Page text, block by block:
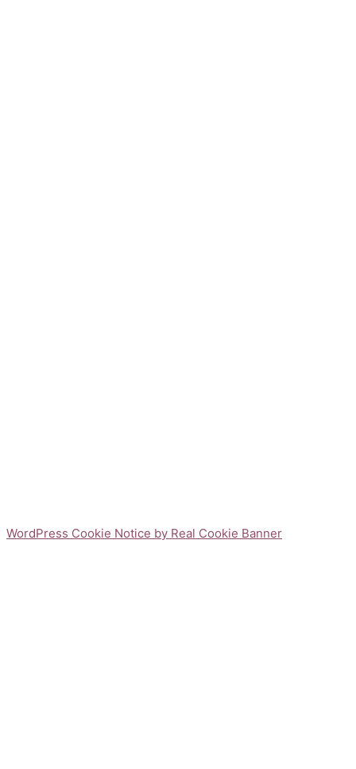
WordPress Cookie Notice by Real Cookie Banner